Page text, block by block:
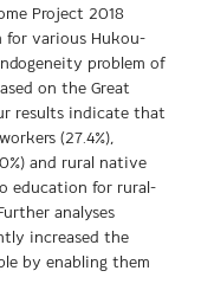
Project 2018
various Hukou-
problem of
on the Great
results indicate that
(27.4%),
and rural native
education for rural-
analyses
increased the
by enabling them